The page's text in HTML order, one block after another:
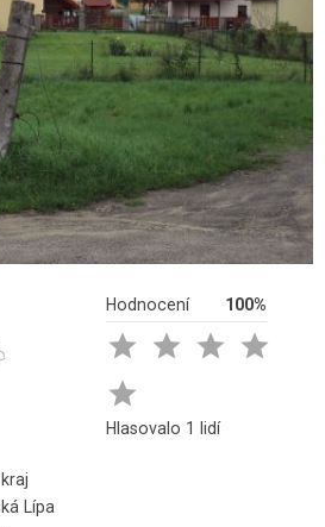
Hodnocení 100%
   

Hlasovalo 1 lidí
Lípa